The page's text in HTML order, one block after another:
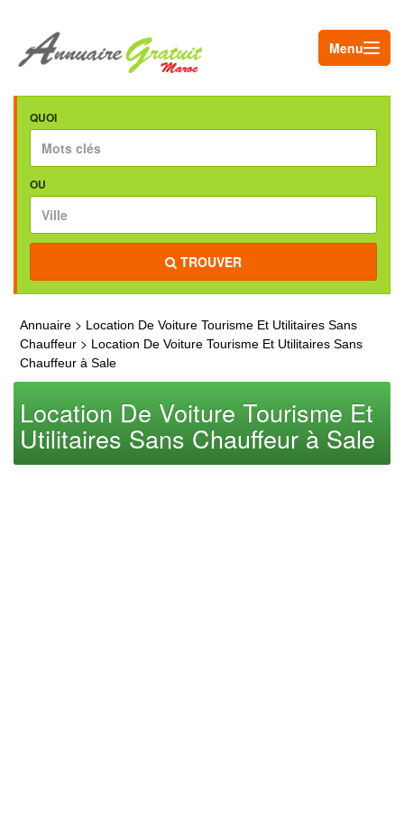
Menu
QUOI
OU
TROUVER
Annuaire > Location De Voiture Tourisme Et Utilitaires Sans
Chauffeur > Location De Voiture Tourisme Et Utilitaires Sans
Chauffeur à Sale
Location De Voiture Tourisme Et
Utilitaires Sans Chauffeur à Sale